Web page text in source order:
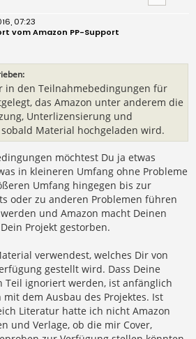
07:23
vom Amazon PP-Support
in den Teilnahmebedingungen für
das Amazon unter anderem die
Unterlizensierung und
Material hochgeladen wird.
möchtest Du ja etwas
in kleineren Umfang ohne Probleme
Umfang hingegen bis zur
oder zu anderen Problemen führen
und Amazon macht Deinen
Projekt gestorben.
verwendest, welches Dir von
gestellt wird. Dass Deine
Teil ignoriert werden, ist anfänglich
dem Ausbau des Projektes. Ist
Literatur hatte ich nicht Amazon
und Verlage, ob die mir Cover,